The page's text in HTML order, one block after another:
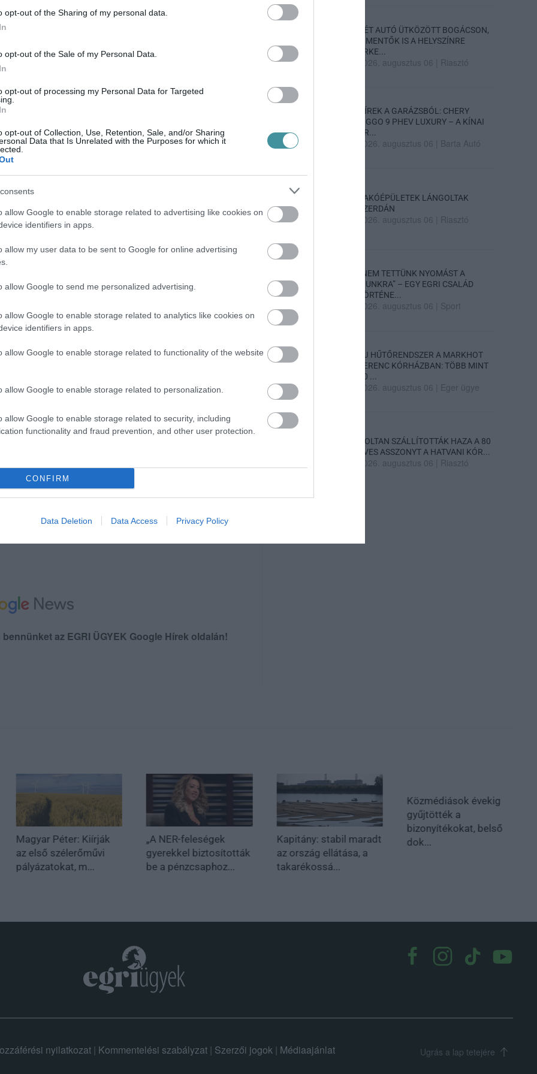
opt-out of the Sharing of my personal data.
opt-out of the Sale of my Personal Data.
opt-out of processing my Personal Data for Targeted
opt-out of Collection, Use, Retention, Sale, and/or Sharing
Data that Is Unrelated with the Purposes for which it
allow Google to enable storage related to advertising like cookies on
identifiers in apps.
allow my user data to be sent to Google for online advertising
allow Google to send me personalized advertising.
allow Google to enable storage related to analytics like cookies on
identifiers in apps.
allow Google to enable storage related to functionality of the website
allow Google to enable storage related to personalization.
allow Google to enable storage related to security, including
functionality and fraud prevention, and other user protection.
CONFIRM
Data Deletion Data Access Privacy Policy
a kegyelmi kérvényt, valamint
szerint ezekben az érintett
tettek a kegyelem mellett.
mondta: a dossziéban nincs olyan
Judit végül miért írta alá a
történhetett, hogy amikor a módosított
negyven ügyet tartalmazó csomag
szintjén sem jelezték, hogy az egyik
ugyanakkor hangsúlyozta: a politikai
kellett viselnie, amit állítása szerint
hogy minden részlet ismertté
elhangzottak. Magyar Péter szerint a
nem tüntetett fel a költségvetésben,
a honvédségi repülőgépek
használhat majd kék villogót,
státuszszimbólum, kizárólag
is. A tervek szerint a rendszer kikerülne
feladatokat pedig a jövőben a
át annak érdekében, hogy az eljárások
az EGRI ÜGYEK Google Hírek oldalán!
KÉT AUTÓ ÜTKÖZÖTT BOGÁCSON,
A MENTŐK IS A HELYSZÍNRE
ÉRKE...
2026. augusztus 06 Riasztó
HÍREK A GARÁZSBÓL: CHERY
TIGGO 9 PHEV LUXURY – A KÍNAI
PR...
2026. augusztus 06 Barta Autó
LAKÓÉPÜLETEK LÁNGOLTAK
SZERDÁN
2026. augusztus 06 Riasztó
„NEM TETTÜNK NYOMÁST A
FIUNKRA” – EGY EGRI CSALÁD
TÖRTÉNE...
2026. augusztus 06 Sport
ÚJ HŰTŐRENDSZER A MARKHOT
FERENC KÓRHÁZBAN: TÖBB MINT
70 ...
2026. augusztus 06 Eger ügye
HOLTAN SZÁLLÍTOTTÁK HAZA A 80
ÉVES ASSZONYT A HATVANI KÓR...
2026. augusztus 06 Riasztó
Magyar Péter: Kiírják
az első szélerőművi
pályázatokat, m...
„A NER-feleségek
gyerekkel biztosították
be a pénzcsaphoz...
Kapitány: stabil maradt
az ország ellátása, a
takarékossá...
Közmédiások évekig
gyűjtötték a
bizonyítékokat, belső
dok...
nyilatkozat| Kommentelési szabályzat| Szerzői jogok| Médiaajánlat Ugrás a lap tetejére